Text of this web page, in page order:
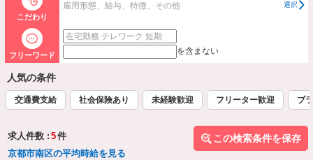
こだわり
雇用形態、給与、特徴、その他 選択
フリーワード を含まない
人気の条件
交通費支給 社会保険あり 未経験歓迎 フリーター歓迎 ブ
求人件数 : 5件
京都市南区の平均時給を見る
この検索条件を保存